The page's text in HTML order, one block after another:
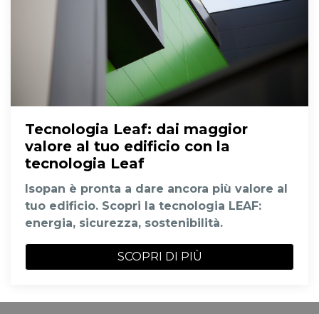
Tecnologia Leaf: dai maggior
valore al tuo edificio con la
tecnologia Leaf
Isopan è pronta a dare ancora più valore al
tuo edificio. Scopri la tecnologia LEAF:
energia, sicurezza, sostenibilità.
SCOPRI DI PIÙ